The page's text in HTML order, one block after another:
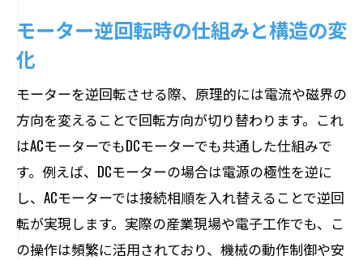
モーター逆回転時の仕組みと構造の変
化
モーターを逆回転させる際、原理的には電流や磁界の
方向を変えることで回転方向が切り替わります。これ
はACモーターでもDCモーターでも共通した仕組みで
す。例えば、DCモーターの場合は電源の極性を逆に
し、ACモーターでは接続相順を入れ替えることで逆回
転が実現します。実際の産業現場や電子工作でも、こ
の操作は頻繁に活用されており、機械の動作制御や安